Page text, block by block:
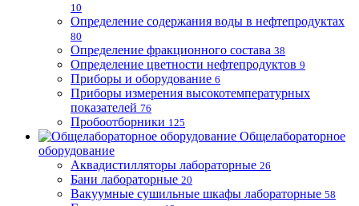
10
Определение содержания воды в нефтепродуктах
80
Определение фракционного состава 38
Определение цветности нефтепродуктов 9
Приборы и оборудование 6
Приборы измерения высокотемпературных
показателей 76
Пробоотборники 125
Общелабораторное
оборудование
Аквадистилляторы лабораторные 26
Бани лабораторные 20
Вакуумные сушильные шкафы лабораторные 58